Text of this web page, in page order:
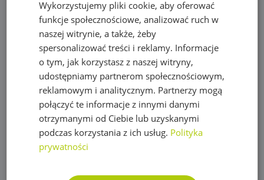
Obrzeża trawnikowe, kraty parkingowe i kotwy
Opryskiwacze
Oświetlenie
Plandeki ochronne
Plandeka wzmacniana GRAY 200g/m2
Plandeka wzmacniana GREEN 90g/m2
Plandeka wzmacniana ULTRA WEIGHT 260g/m2
Wykorzystujemy pliki cookie, aby oferować
funkcje społecznościowe, analizować ruch w
naszej witrynie, a także, żeby
spersonalizować treści i reklamy. Informacje
o tym, jak korzystasz z naszej witryny,
udostępniamy partnerom społecznościowym,
reklamowym i analitycznym. Partnerzy mogą
połączyć te informacje z innymi danymi
otrzymanymi od Ciebie lub uzyskanymi
podczas korzystania z ich usług. Polityka
prywatności